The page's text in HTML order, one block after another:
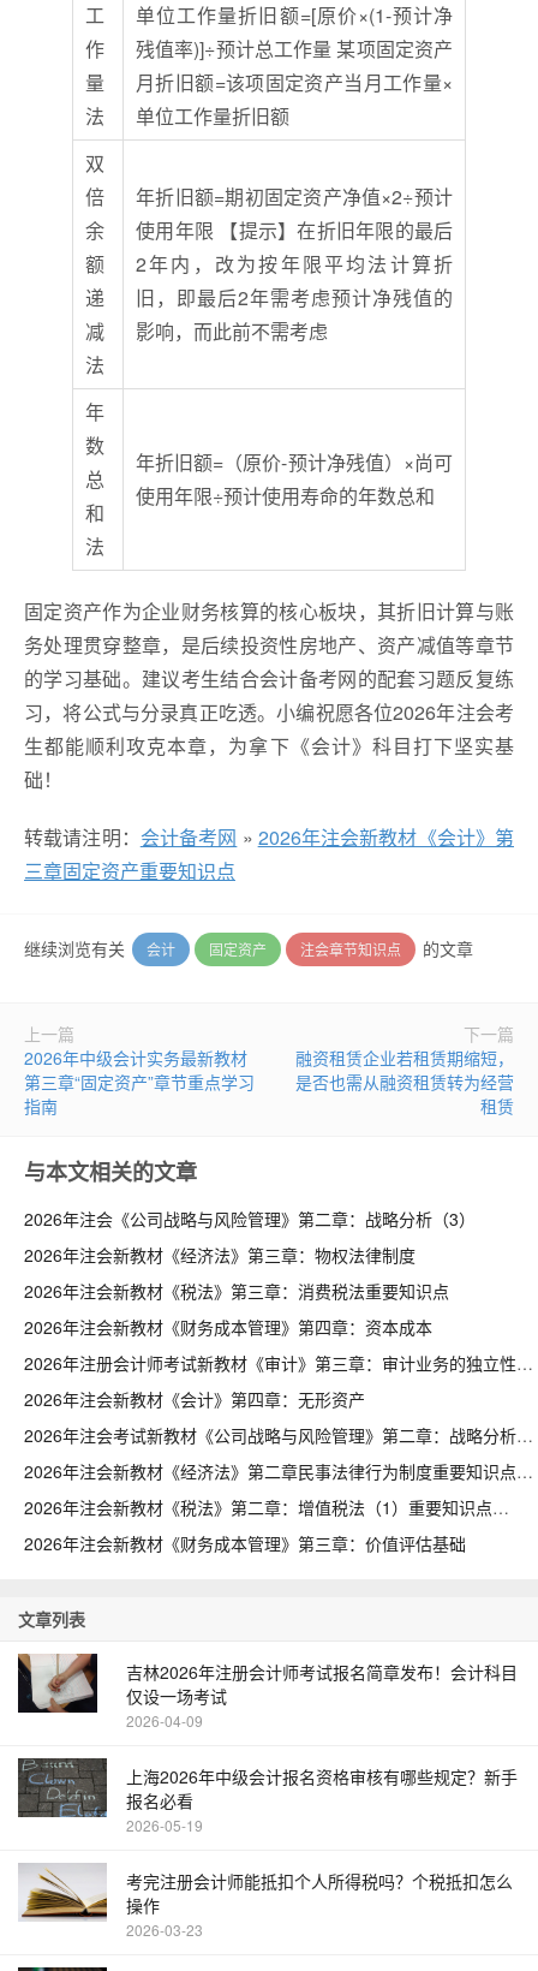
工
作
量
法
单位工作量折旧额=[原价×(1-预计净
残值率)]÷预计总工作量 某项固定资产
月折旧额=该项固定资产当月工作量×
单位工作量折旧额
双
倍
余
额
递
减
法
年折旧额=期初固定资产净值×2÷预计
使用年限 【提示】在折旧年限的最后
2年内，改为按年限平均法计算折
旧，即最后2年需考虑预计净残值的
影响，而此前不需考虑
年
数
总
和
法
年折旧额=（原价-预计净残值）×尚可
使用年限÷预计使用寿命的年数总和
固定资产作为企业财务核算的核心板块，其折旧计算与账
务处理贯穿整章，是后续投资性房地产、资产减值等章节
的学习基础。建议考生结合会计备考网的配套习题反复练
习，将公式与分录真正吃透。小编祝愿各位2026年注会考
生都能顺利攻克本章，为拿下《会计》科目打下坚实基
础！
转载请注明： 会计备考网 » 2026年注会新教材《会计》第
三章固定资产重要知识点
继续浏览有关 会计 固定资产 注会章节知识点 的文章
上一篇
2026年中级会计实务最新教材
第三章“固定资产”章节重点学习
指南
下一篇
融资租赁企业若租赁期缩短，
是否也需从融资租赁转为经营
租赁
与本文相关的文章
2026年注会《公司战略与风险管理》第二章：战略分析（3）
2026年注会新教材《经济法》第三章：物权法律制度
2026年注会新教材《税法》第三章：消费税法重要知识点
2026年注会新教材《财务成本管理》第四章：资本成本
2026年注册会计师考试新教材《审计》第三章：审计业务的独立性要求
2026年注会新教材《会计》第四章：无形资产
2026年注会考试新教材《公司战略与风险管理》第二章：战略分析
2026年注会新教材《经济法》第二章民事法律行为制度重要知识点
2026年注会新教材《税法》第二章：增值税法（1）重要知识点
2026年注会新教材《财务成本管理》第三章：价值评估基础
文章列表
吉林2026年注册会计师考试报名简章发布！会计科目
仅设一场考试
2026-04-09
上海2026年中级会计报名资格审核有哪些规定？新手
报名必看
2026-05-19
考完注册会计师能抵扣个人所得税吗？个税抵扣怎么
操作
2026-03-23